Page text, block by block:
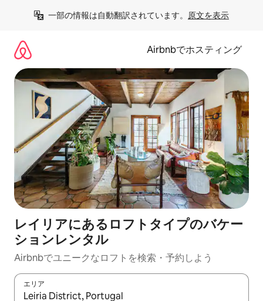
一部の情報は自動翻訳されています。 原文を表示
Airbnbでホスティング
レイリアにあるロフトタイプのバケー
ションレンタル
Airbnbでユニークなロフトを検索・予約しよう
エリア
検索結果が表示されたら、上下の矢印キーを使って移動するか